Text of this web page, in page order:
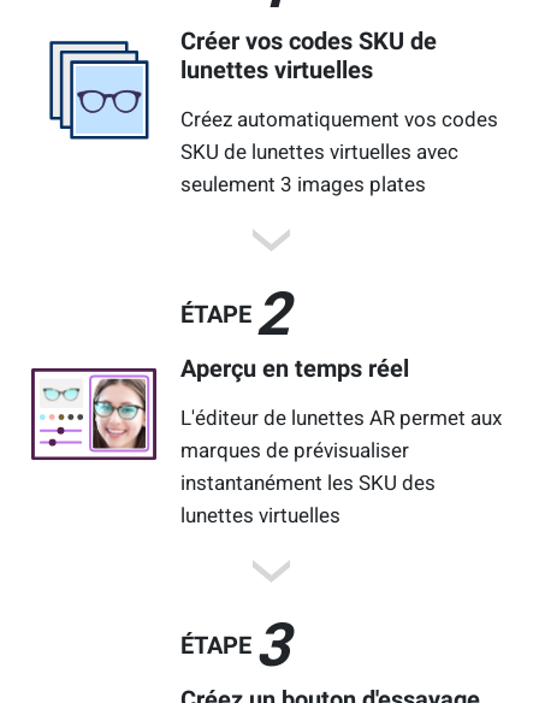
Créer vos codes SKU de
lunettes virtuelles
Créez automatiquement vos codes
SKU de lunettes virtuelles avec
seulement 3 images plates
ÉTAPE 2
Aperçu en temps réel
L'éditeur de lunettes AR permet aux
marques de prévisualiser
instantanément les SKU des
lunettes virtuelles
ÉTAPE 3